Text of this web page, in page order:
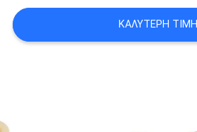
ΠΟΛΙΤΙΚΉ
ΑΠΟΡΡΉΤΟΥ
ΚΑΛΎΤΕΡΗ ΤΙΜΉ